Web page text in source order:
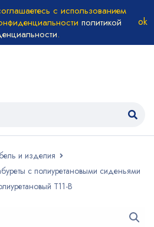
с использованием
политикой
.
и изделия
с полиуретановыми сиденьями
Т11-В